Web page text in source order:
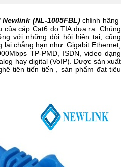
Newlink (NL-1005FBL)chính hãng
cáp Cat6 do TIA đưa ra. Chúng
với những đòi hỏi hiện tại, cũng
chẳng hạn như: Gigabit Ethernet,
TP-PMD, ISDN, video dạng
hay digital (VoIP). Được sản xuất
tiên tiến tiến , sản phẩm đạt tiêu